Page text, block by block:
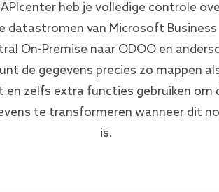
heb je volledige controle
datastromen van Microsoft Business
On-Premise naar ODOO en
de gegevens precies zo mappen
en zelfs extra functies gebruiken om
te transformeren wanneer dit
is.